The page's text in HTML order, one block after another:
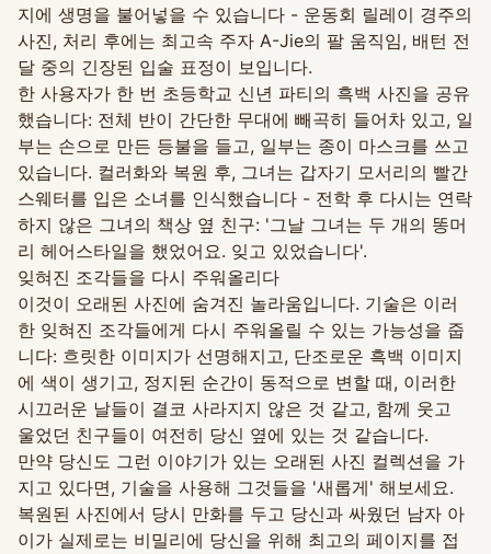
지에 생명을 불어넣을 수 있습니다 - 운동회 릴레이 경주의
사진, 처리 후에는 최고속 주자 A-Jie의 팔 움직임, 배턴 전
달 중의 긴장된 입술 표정이 보입니다.
한 사용자가 한 번 초등학교 신년 파티의 흑백 사진을 공유
했습니다: 전체 반이 간단한 무대에 빼곡히 들어차 있고, 일
부는 손으로 만든 등불을 들고, 일부는 종이 마스크를 쓰고
있습니다. 컬러화와 복원 후, 그녀는 갑자기 모서리의 빨간
스웨터를 입은 소녀를 인식했습니다 - 전학 후 다시는 연락
하지 않은 그녀의 책상 옆 친구: '그날 그녀는 두 개의 똥머
리 헤어스타일을 했었어요. 잊고 있었습니다'.
잊혀진 조각들을 다시 주워올리다
이것이 오래된 사진에 숨겨진 놀라움입니다. 기술은 이러
한 잊혀진 조각들에게 다시 주워올릴 수 있는 가능성을 줍
니다: 흐릿한 이미지가 선명해지고, 단조로운 흑백 이미지
에 색이 생기고, 정지된 순간이 동적으로 변할 때, 이러한
시끄러운 날들이 결코 사라지지 않은 것 같고, 함께 웃고
울었던 친구들이 여전히 당신 옆에 있는 것 같습니다.
만약 당신도 그런 이야기가 있는 오래된 사진 컬렉션을 가
지고 있다면, 기술을 사용해 그것들을 '새롭게' 해보세요.
복원된 사진에서 당시 만화를 두고 당신과 싸웠던 남자 아
이가 실제로는 비밀리에 당신을 위해 최고의 페이지를 접